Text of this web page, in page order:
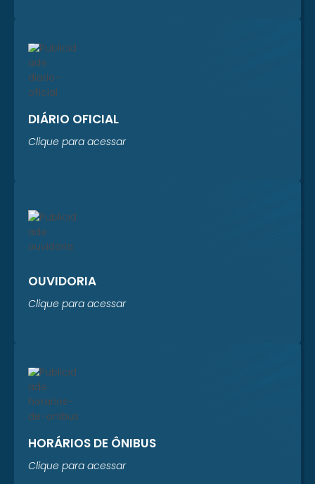
DIÁRIO OFICIAL
Clique para acessar
OUVIDORIA
Clique para acessar
HORÁRIOS DE ÔNIBUS
Clique para acessar